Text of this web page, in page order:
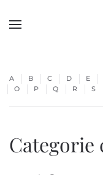
Skip to main
A B C D E
O
P Q R S
Categorie